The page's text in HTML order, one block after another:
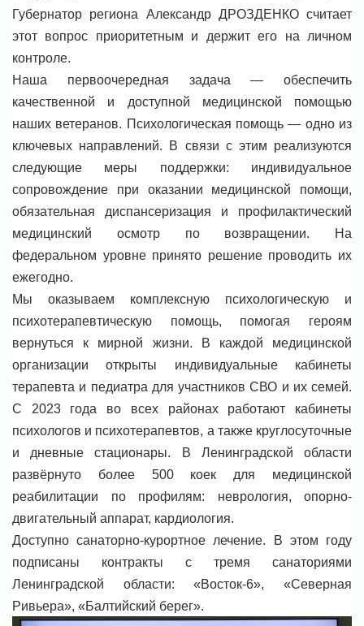
Губернатор региона Александр ДРОЗДЕНКО считает
этот вопрос приоритетным и держит его на личном
контроле.
Наша первоочередная задача — обеспечить
качественной и доступной медицинской помощью
наших ветеранов. Психологическая помощь — одно из
ключевых направлений. В связи с этим реализуются
следующие меры поддержки: индивидуальное
сопровождение при оказании медицинской помощи,
обязательная диспансеризация и профилактический
медицинский осмотр по возвращении. На
федеральном уровне принято решение проводить их
ежегодно.
Мы оказываем комплексную психологическую и
психотерапевтическую помощь, помогая героям
вернуться к мирной жизни. В каждой медицинской
организации открыты индивидуальные кабинеты
терапевта и педиатра для участников СВО и их семей.
С 2023 года во всех районах работают кабинеты
психологов и психотерапевтов, а также круглосуточные
и дневные стационары. В Ленинградской области
развёрнуто более 500 коек для медицинской
реабилитации по профилям: неврология, опорно-
двигательный аппарат, кардиология.
Доступно санаторно-курортное лечение. В этом году
подписаны контракты с тремя санаториями
Ленинградской области: «Восток-6», «Северная
Ривьера», «Балтийский берег».